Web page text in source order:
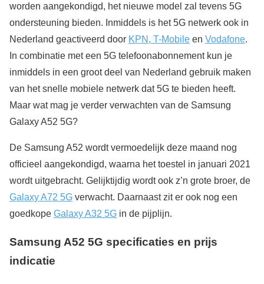
worden aangekondigd, het nieuwe model zal tevens 5G
ondersteuning bieden. Inmiddels is het 5G netwerk ook in
Nederland geactiveerd door KPN, T-Mobile en Vodafone.
In combinatie met een 5G telefoonabonnement kun je
inmiddels in een groot deel van Nederland gebruik maken
van het snelle mobiele netwerk dat 5G te bieden heeft.
Maar wat mag je verder verwachten van de Samsung
Galaxy A52 5G?
De Samsung A52 wordt vermoedelijk deze maand nog
officieel aangekondigd, waarna het toestel in januari 2021
wordt uitgebracht. Gelijktijdig wordt ook z’n grote broer, de
Galaxy A72 5G verwacht. Daarnaast zit er ook nog een
goedkope Galaxy A32 5G in de pijplijn.
Samsung A52 5G specificaties en prijs
indicatie